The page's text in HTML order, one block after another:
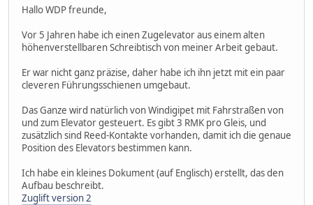
Hallo WDP freunde,
Vor 5 Jahren habe ich einen Zugelevator aus einem alten
höhenverstellbaren Schreibtisch von meiner Arbeit gebaut.
Er war nicht ganz präzise, daher habe ich ihn jetzt mit ein paar
cleveren Führungsschienen umgebaut.
Das Ganze wird natürlich von Windigipet mit Fahrstraßen von
und zum Elevator gesteuert. Es gibt 3 RMK pro Gleis, und
zusätzlich sind Reed-Kontakte vorhanden, damit ich die genaue
Position des Elevators bestimmen kann.
Ich habe ein kleines Dokument (auf Englisch) erstellt, das den
Aufbau beschreibt.
Zuglift version 2